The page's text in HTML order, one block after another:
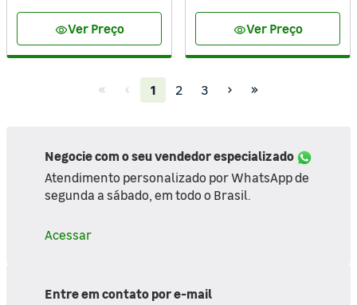
visibilityVer Preço visibilityVer Preço
1(current)
2 3
Negocie com o seu vendedor especializado
Atendimento personalizado por WhatsApp de
segunda a sábado, em todo o Brasil.
Acessar
Entre em contato por e-mail